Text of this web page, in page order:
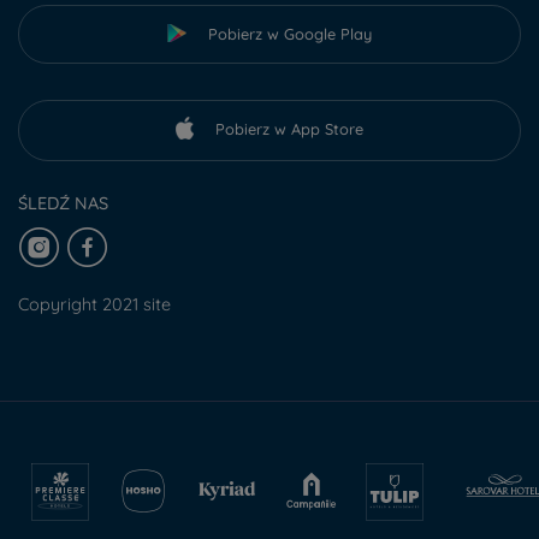
Pobierz w Google Play
Pobierz w App Store
ŚLEDŹ NAS
Copyright 2021 site